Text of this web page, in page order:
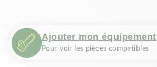
Ajouter mon équipement
Pour voir les pièces compatibles